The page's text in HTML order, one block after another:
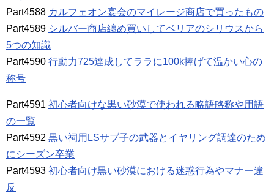
Part4588 カルフェオン宴会のマイレージ商店で買ったもの
Part4589 シルバー商店纏め買いしてベリアのシリウスから
5つの知識
Part4590 行動力725達成してララに100k捧げて温かい心の
称号
Part4591 初心者向けな黒い砂漠で使われる略語略称や用語
の一覧
Part4592 黒い祠用LSサブ子の武器とイヤリング調達のため
にシーズン卒業
Part4593 初心者向け黒い砂漠における迷惑行為やマナー違
反